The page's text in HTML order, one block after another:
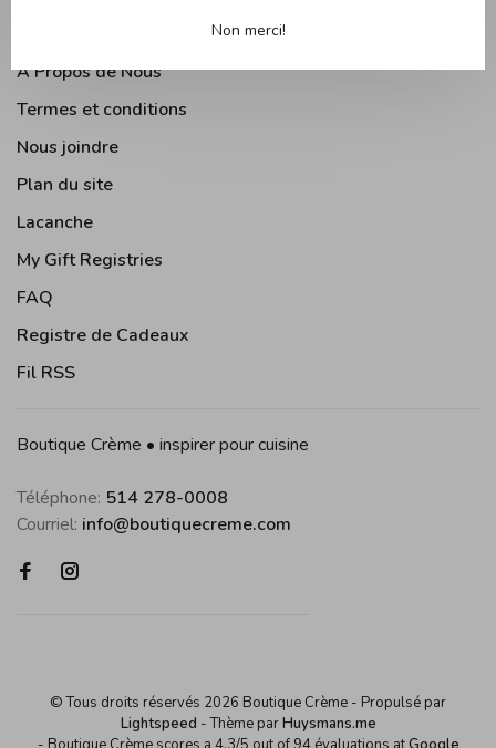
À Propos de Nous
Termes et conditions
Nous joindre
Plan du site
Lacanche
My Gift Registries
FAQ
Registre de Cadeaux
Fil RSS
Boutique Crème • inspirer pour cuisine
Téléphone: 514 278-0008
Courriel: info@boutiquecreme.com
© Tous droits réservés 2026 Boutique Crème - Propulsé par
Lightspeed - Thème parHuysmans.me
Non merci!